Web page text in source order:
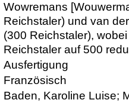
Wowremans
Reichstaler) und van
(300 Reichstaler),
Reichstaler auf 500
Ausfertigung
Französisch
Baden, Karoline Luise;